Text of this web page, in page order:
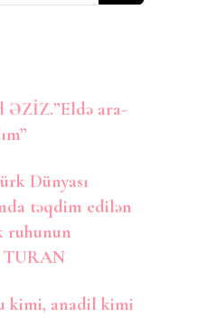
ƏZİZ.”Eldə ara-
Dünyası
təqdim edilən
ruhunun
TURAN
kimi, anadil kimi